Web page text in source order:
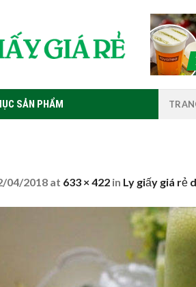
SẢN PHẨM
04/2018 at 633 × 422 in Ly giấy giá rẻ